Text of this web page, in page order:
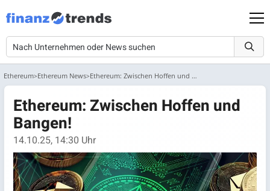
Ethereum Ethereum News Ethereum: Zwischen Hoffen und Bangen!
Ethereum: Zwischen Hoffen und
Bangen!
14.10.25, 14:30 Uhr